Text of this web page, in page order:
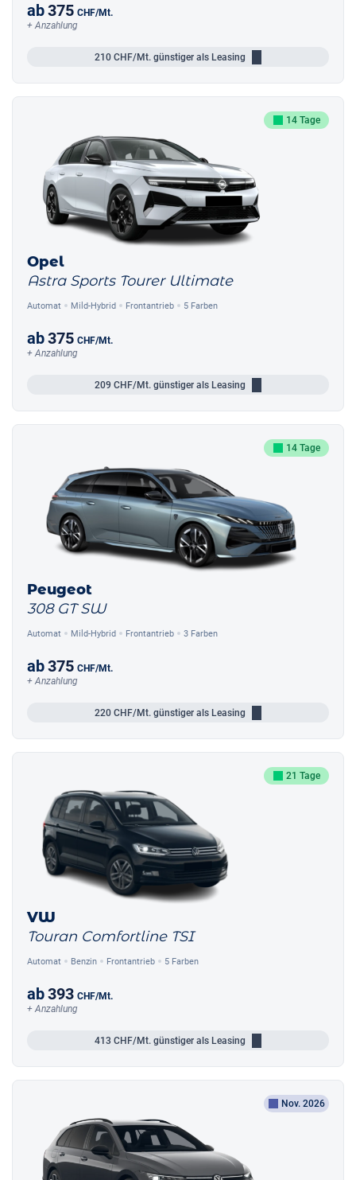
ab375 CHF/Mt.
+ Anzahlung
210 CHF/Mt. günstiger als Leasing
14 Tage
Opel
Astra Sports Tourer Ultimate
Automat Mild-Hybrid Frontantrieb 5 Farben
ab375 CHF/Mt.
+ Anzahlung
209 CHF/Mt. günstiger als Leasing
14 Tage
Peugeot
308 GT SW
Automat Mild-Hybrid Frontantrieb 3 Farben
ab375 CHF/Mt.
+ Anzahlung
220 CHF/Mt. günstiger als Leasing
21 Tage
VW
Touran Comfortline TSI
Automat Benzin Frontantrieb 5 Farben
ab393 CHF/Mt.
+ Anzahlung
413 CHF/Mt. günstiger als Leasing
Nov. 2026